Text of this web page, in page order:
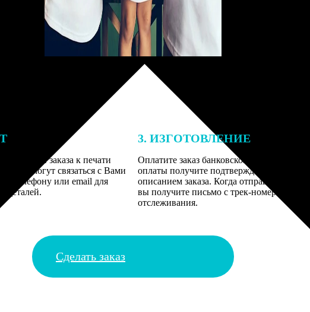
заказа к печати
могут связаться с Вами
телефону или email для
деталей.
3. ИЗГОТОВЛЕНИЕ
Оплатите заказ банковской картой. После
оплаты получите подтверждение на email с
описанием заказа. Когда отправим заказ
вы получите письмо с трек-номером для
отслеживания.
Сделать заказ